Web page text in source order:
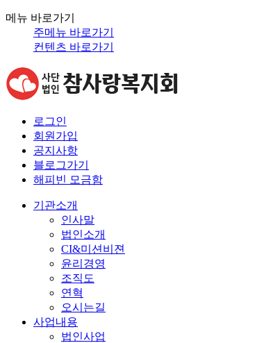
메뉴 바로가기
주메뉴 바로가기
컨텐츠 바로가기
로그인
회원가입
공지사항
블로그가기
해피빈 모금함
기관소개
인사말
법인소개
CI&미션비젼
윤리경영
조직도
연혁
오시는길
사업내용
법인사업